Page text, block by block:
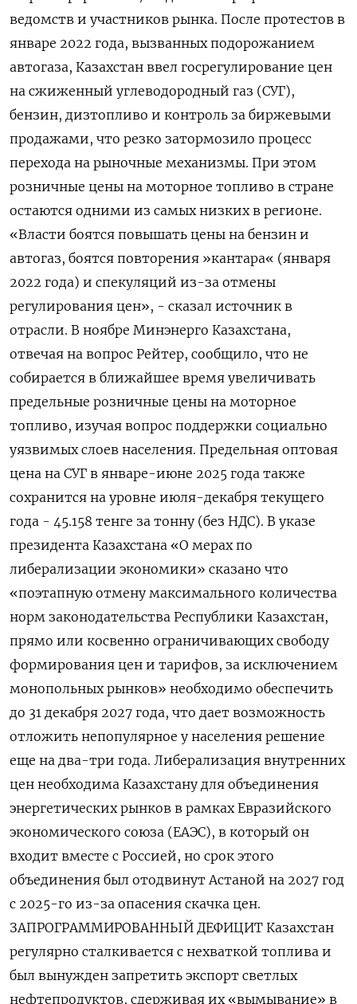
ведомств и участников рынка. После протестов в
январе 2022 года, вызванных подорожанием
автогаза, Казахстан ввел госрегулирование цен
на сжиженный углеводородный газ (СУГ),
бензин, дизтопливо и контроль за биржевыми
продажами, что резко затормозило процесс
перехода на рыночные механизмы. При этом
розничные цены на моторное топливо в стране
остаются одними из самых низких в регионе.
«Власти боятся повышать цены на бензин и
автогаз, боятся повторения »кантара« (января
2022 года) и спекуляций из-за отмены
регулирования цен», - сказал источник в
отрасли. В ноябре Минэнерго Казахстана,
отвечая на вопрос Рейтер, сообщило, что не
собирается в ближайшее время увеличивать
предельные розничные цены на моторное
топливо, изучая вопрос поддержки социально
уязвимых слоев населения. Предельная оптовая
цена на СУГ в январе-июне 2025 года также
сохранится на уровне июля-декабря текущего
года - 45.158 тенге за тонну (без НДС). В указе
президента Казахстана «О мерах по
либерализации экономики» сказано что
«поэтапную отмену максимального количества
норм законодательства Республики Казахстан,
прямо или косвенно ограничивающих свободу
формирования цен и тарифов, за исключением
монопольных рынков» необходимо обеспечить
до 31 декабря 2027 года, что дает возможность
отложить непопулярное у населения решение
еще на два-три года. Либерализация внутренних
цен необходима Казахстану для объединения
энергетических рынков в рамках Евразийского
экономического союза (ЕАЭС), в который он
входит вместе с Россией, но срок этого
объединения был отодвинут Астаной на 2027 год
с 2025-го из-за опасения скачка цен.
ЗАПРОГРАММИРОВАННЫЙ ДЕФИЦИТ Казахстан
регулярно сталкивается с нехваткой топлива и
был вынужден запретить экспорт светлых
нефтепродуктов, сдерживая их «вымывание» в